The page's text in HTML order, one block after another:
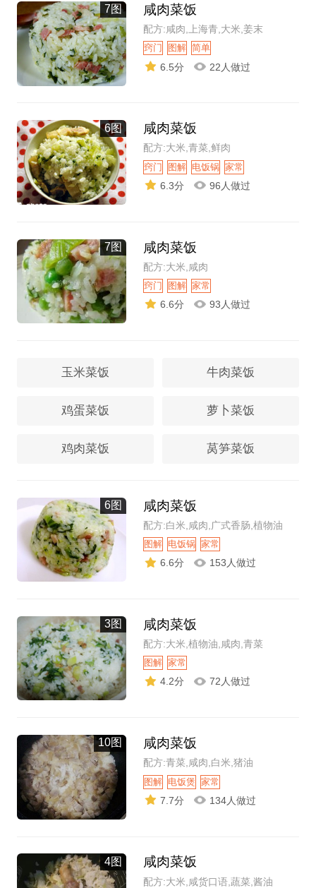
7图 咸肉菜饭
配方:咸肉,上海青,大米,姜末
窍门 图解 简单
6.5分 22人做过
6图 咸肉菜饭
配方:大米,青菜,鲜肉
窍门 图解 电饭锅 家常
6.3分 96人做过
7图 咸肉菜饭
配方:大米,咸肉
窍门 图解 家常
6.6分 93人做过
玉米菜饭 牛肉菜饭
鸡蛋菜饭 萝卜菜饭
鸡肉菜饭 莴笋菜饭
6图 咸肉菜饭
配方:白米,咸肉,广式香肠,植物油
图解 电饭锅 家常
6.6分 153人做过
3图 咸肉菜饭
配方:大米,植物油,咸肉,青菜
图解 家常
4.2分 72人做过
10图 咸肉菜饭
配方:青菜,咸肉,白米,猪油
图解 电饭煲 家常
7.7分 134人做过
4图 咸肉菜饭
配方:大米,咸货口语,蔬菜,酱油